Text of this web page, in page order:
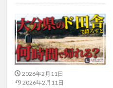
2026年2月11日
2026年2月11日